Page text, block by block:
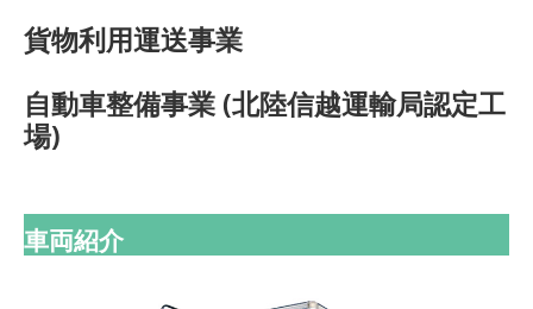
貨物利用運送事業
自動車整備事業 (北陸信越運輸局認定工
場)
車両紹介